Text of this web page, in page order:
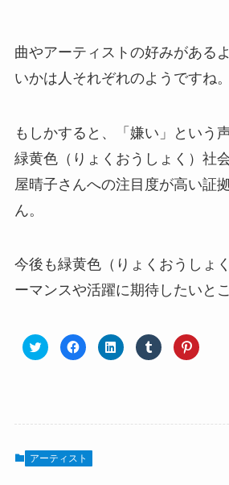
曲やアーティストの好みがある
いかは人それぞれのようですね。
もしかすると、「嫌い」という
緑黄色（りょくおうしょく）社
屋晴子さんへの注目度が高い証
ん。
今後も緑黄色（りょくおうしょ
ーマンスや活躍に期待したいと
アーティスト